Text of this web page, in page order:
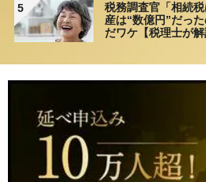
5
税務調査官「相続
産は“数億円”だっ
だワケ【税理士が解